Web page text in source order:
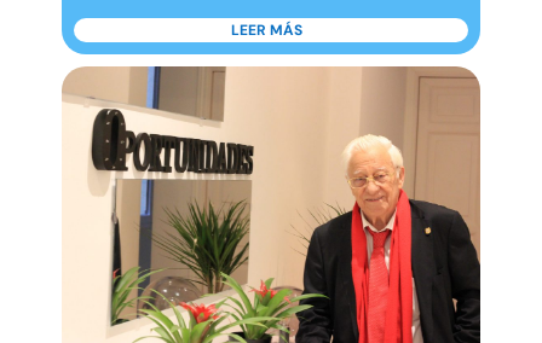
LEER MÁS